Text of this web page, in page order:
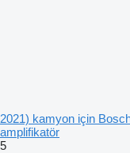
2021) kamyon için
amplifikatör
5